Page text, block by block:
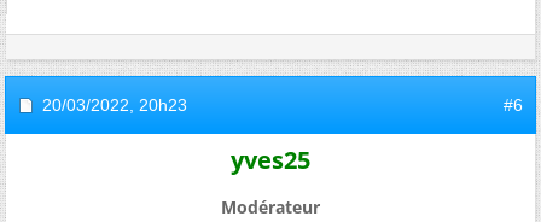
20/03/2022, 20h23 #6
yves25
Modérateur